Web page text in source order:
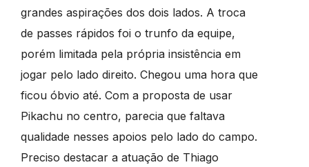
grandes aspirações dos dois lados. A troca
de passes rápidos foi o trunfo da equipe,
porém limitada pela própria insistência em
jogar pelo lado direito. Chegou uma hora que
ficou óbvio até. Com a proposta de usar
Pikachu no centro, parecia que faltava
qualidade nesses apoios pelo lado do campo.
Preciso destacar a atuação de Thiago